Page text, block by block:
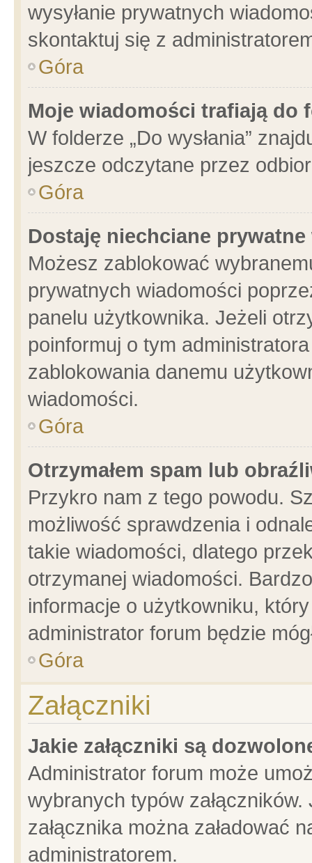
wysyłanie prywatnych
skontaktuj się z
Góra
Moje wiadomości trafiają do
W folderze „Do wysłania”
jeszcze odczytane przez
Góra
Dostaję niechciane
Możesz zablokować
prywatnych wiadomości
panelu użytkownika. Jeżeli
poinformuj o tym
zablokowania danemu
wiadomości.
Góra
Otrzymałem spam lub
Przykro nam z tego powodu.
możliwość sprawdzenia i
takie wiadomości, dlatego
otrzymanej wiadomości.
informacje o użytkowniku,
administrator forum będzie
Góra
Załączniki
Jakie załączniki są
Administrator forum może
wybranych typów
załącznika można załadować
administratorem.